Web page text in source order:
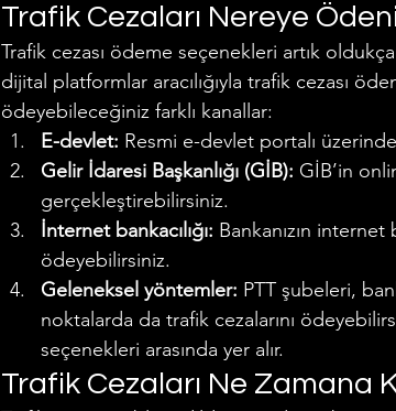
Trafik Cezaları Nereye
Trafik cezası ödeme seçenekleri artık
dijital platformlar aracılığıyla trafik cezası
ödeyebileceğiniz farklı kanallar:
E-devlet: Resmi e-devlet portalı
Gelir İdaresi Başkanlığı (GİB): GİB’in
gerçekleştirebilirsiniz.
İnternet bankacılığı: Bankanızın internet
ödeyebilirsiniz.
Geleneksel yöntemler: PTT şubeleri,
noktalarda da trafik cezalarını
seçenekleri arasında yer alır.
Trafik Cezaları Ne Zamana